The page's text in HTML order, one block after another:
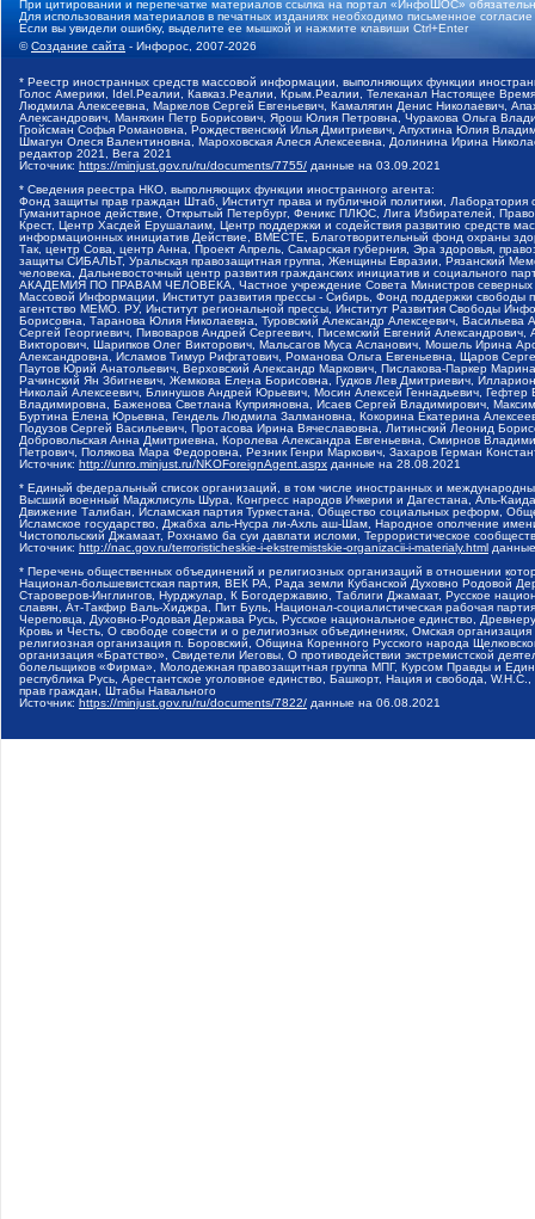
При цитировании и перепечатке материалов ссылка на портал «ИнфоШОС»
Для использования материалов в печатных изданиях необходимо письменное
Если вы увидели ошибку, выделите ее мышкой и нажмите клавиши Ctrl+Enter
©Создание сайта - Инфорос, 2007-2026
* Реестр иностранных средств массовой информации, выполняющих функции
Голос Америки, Idel.Реалии, Кавказ.Реалии, Крым.Реалии, Телеканал Настоящее
Людмила Алексеевна, Маркелов Сергей Евгеньевич, Камалягин Денис Николаевич,
Александрович, Маняхин Петр Борисович, Ярош Юлия Петровна, Чуракова Ольга
Гройсман Софья Романовна, Рождественский Илья Дмитриевич, Апухтина Юлия
Шмагун Олеся Валентиновна, Мароховская Алеся Алексеевна, Долинина Ирина
редактор 2021, Вега 2021
Источник: https://minjust.gov.ru/ru/documents/7755/ данные на 03.09.2021
* Сведения реестра НКО, выполняющих функции иностранного агента:
Фонд защиты прав граждан Штаб, Институт права и публичной политики,
Гуманитарное действие, Открытый Петербург, Феникс ПЛЮС, Лига Избирателей,
Крест, Центр Хасдей Ерушалаим, Центр поддержки и содействия развитию средств
информационных инициатив Действие, ВМЕСТЕ, Благотворительный фонд охраны
Так, центр Сова, центр Анна, Проект Апрель, Самарская губерния, Эра здоровья,
защиты СИБАЛЬТ, Уральская правозащитная группа, Женщины Евразии, Рязанский
человека, Дальневосточный центр развития гражданских инициатив и социального
АКАДЕМИЯ ПО ПРАВАМ ЧЕЛОВЕКА, Частное учреждение Совета Министров северных
Массовой Информации, Институт развития прессы - Сибирь, Фонд поддержки
агентство МЕМО. РУ, Институт региональной прессы, Институт Развития Свободы
Борисовна, Таранова Юлия Николаевна, Туровский Александр Алексеевич,
Сергей Георгиевич, Пивоваров Андрей Сергеевич, Писемский Евгений
Викторович, Шарипков Олег Викторович, Мальсагов Муса Асланович, Мошель Ирина
Александровна, Исламов Тимур Рифгатович, Романова Ольга Евгеньевна, Щаров
Паутов Юрий Анатольевич, Верховский Александр Маркович, Пислакова-Паркер
Рачинский Ян Збигневич, Жемкова Елена Борисовна, Гудков Лев Дмитриевич,
Николай Алексеевич, Блинушов Андрей Юрьевич, Мосин Алексей Геннадьевич,
Владимировна, Баженова Светлана Куприяновна, Исаев Сергей Владимирович,
Буртина Елена Юрьевна, Гендель Людмила Залмановна, Кокорина Екатерина
Подузов Сергей Васильевич, Протасова Ирина Вячеславовна, Литинский Леонид
Добровольская Анна Дмитриевна, Королева Александра Евгеньевна, Смирнов
Петрович, Полякова Мара Федоровна, Резник Генри Маркович, Захаров Герман
Источник: http://unro.minjust.ru/NKOForeignAgent.aspx данные на 28.08.2021
* Единый федеральный список организаций, в том числе иностранных и
Высший военный Маджлисуль Шура, Конгресс народов Ичкерии и Дагестана, Аль-
Движение Талибан, Исламская партия Туркестана, Общество социальных реформ,
Исламское государство, Джабха аль-Нусра ли-Ахль аш-Шам, Народное ополчение
Чистопольский Джамаат, Рохнамо ба суи давлати исломи, Террористическое
Источник: http://nac.gov.ru/terroristicheskie-i-ekstremistskie-organizacii-i-materialy.html
* Перечень общественных объединений и религиозных организаций в отношении
Национал-большевистская партия, ВЕК РА, Рада земли Кубанской Духовно Родовой
Староверов-Инглингов, Нурджулар, К Богодержавию, Таблиги Джамаат, Русское
славян, Ат-Такфир Валь-Хиджра, Пит Буль, Национал-социалистическая рабочая
Череповца, Духовно-Родовая Держава Русь, Русское национальное единство,
Кровь и Честь, О свободе совести и о религиозных объединениях, Омская
религиозная организация п. Боровский, Община Коренного Русского народа
организация «Братство», Свидетели Иеговы, О противодействии экстремистской
болельщиков «Фирма», Молодежная правозащитная группа МПГ, Курсом Правды и
республика Русь, Арестантское уголовное единство, Башкорт, Нация и свобода,
прав граждан, Штабы Навального
Источник: https://minjust.gov.ru/ru/documents/7822/ данные на 06.08.2021